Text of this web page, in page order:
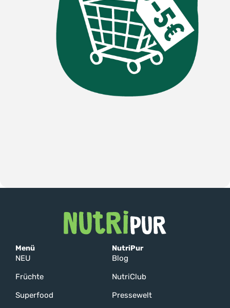
Menü
NEU
Früchte
Superfood
NutriPur
Blog
NutriClub
Pressewelt